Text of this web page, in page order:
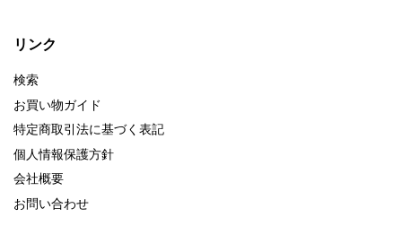
リンク
検索
お買い物ガイド
特定商取引法に基づく表記
個人情報保護方針
会社概要
お問い合わせ